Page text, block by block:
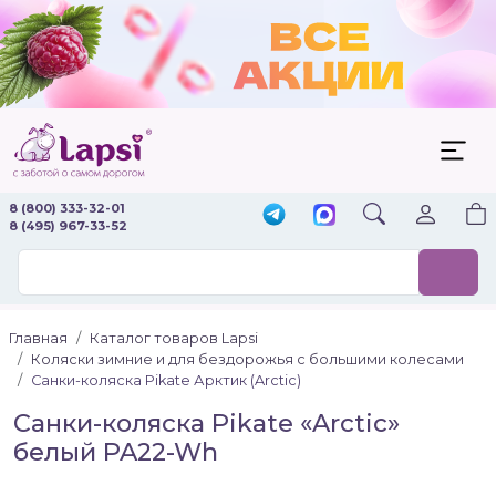
8 (800) 333-32-01
8 (495) 967-33-52
Главная
Каталог товаров Lapsi
Коляски зимние и для бездорожья с большими колесами
Санки-коляска Pikate Арктик (Arctic)
Санки-коляска Pikate «Arctic»
белый PA22-Wh